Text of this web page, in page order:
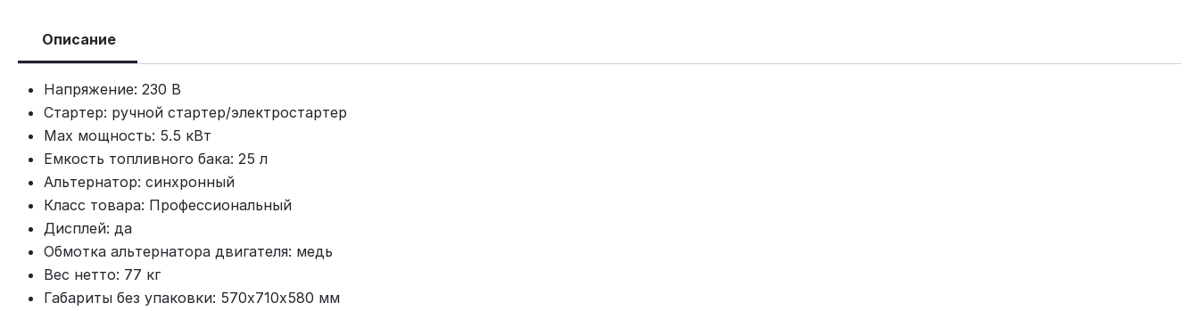
Описание
Напряжение: 230 В
Стартер: ручной стартер/электростартер
Max мощность: 5.5 кВт
Емкость топливного бака: 25 л
Альтернатор: синхронный
Класс товара: Профессиональный
Дисплей: да
Обмотка альтернатора двигателя: медь
Вес нетто: 77 кг
Габариты без упаковки: 570х710х580 мм